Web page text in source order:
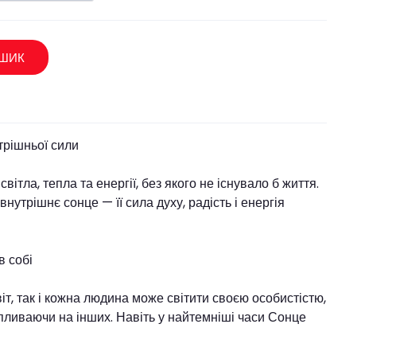
сили
тепла та енергії, без якого не існувало б життя.
сонце — її сила духу, радість і енергія
собі
так і кожна людина може світити своєю особистістю,
на інших. Навіть у найтемніші часи Сонце